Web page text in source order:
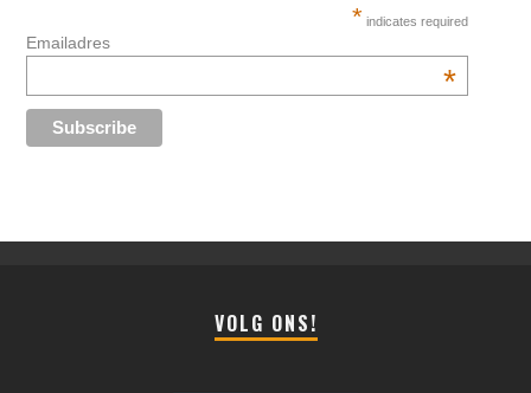
* indicates required
Emailadres
*
VOLG ONS!